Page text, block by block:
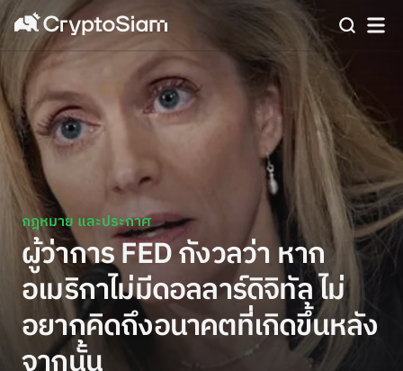
กฎหมาย และประกาศ
ผู้ว่าการ FED กังวลว่า หาก
อเมริกาไม่มีดอลลาร์ดิจิทัล ไม่
อยากคิดถึงอนาคตที่เกิดขึ้นหลัง